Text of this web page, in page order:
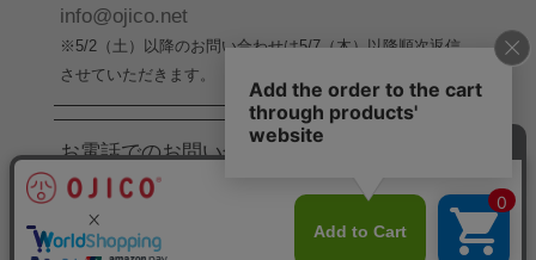
info@ojico.net
※5/2（土）以降のお問い合わせは5/7（木）以降順次返信
させていただきます。
お電話でのお問い合わせ
076-246-5050
※5/2（土）から5/6（水）までの間はお電話でのお問い合
わせ受付をお休みさせていただきます。